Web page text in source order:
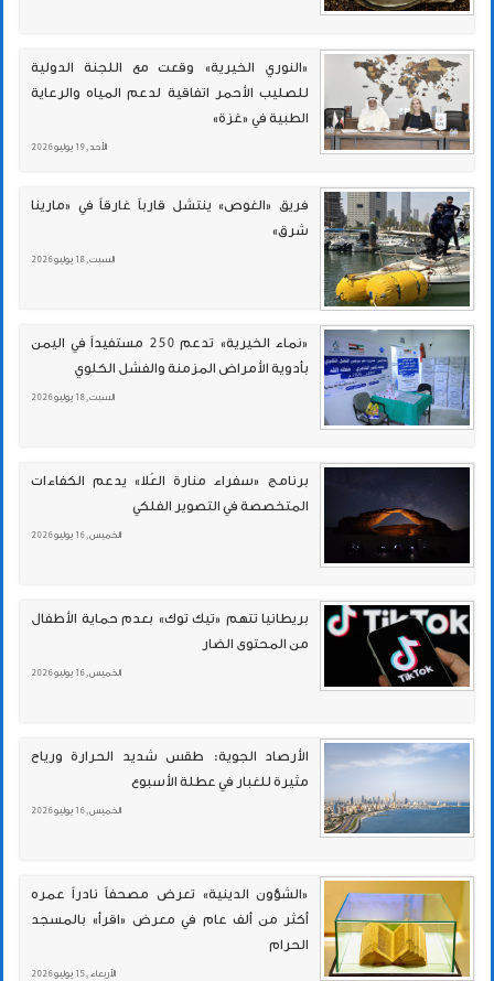
«النوري الخيرية» وقعت مع اللجنة الدولية
للصليب الأحمر اتفاقية لدعم المياه والرعاية
الطبية في «غزة»
الأحد , 19 يوليو 2026
فريق «الغوص» ينتشل قارباً غارقاً في «مارينا
شرق»
السبت , 18 يوليو 2026
«نماء الخيرية» تدعم 250 مستفيداً في اليمن
بأدوية الأمراض المزمنة والفشل الكلوي
السبت , 18 يوليو 2026
برنامج «سفراء منارة العُلا» يدعم الكفاءات
المتخصصة في التصوير الفلكي
الخميس , 16 يوليو 2026
بريطانيا تتهم «تيك توك» بعدم حماية الأطفال
من المحتوى الضار
الخميس , 16 يوليو 2026
الأرصاد الجوية: طقس شديد الحرارة ورياح
مثيرة للغبار في عطلة الأسبوع
الخميس , 16 يوليو 2026
«الشؤون الدينية» تعرض مصحفاً نادراً عمره
أكثر من ألف عام في معرض «اقرأ» بالمسجد
الحرام
الأربعاء , 15 يوليو 2026